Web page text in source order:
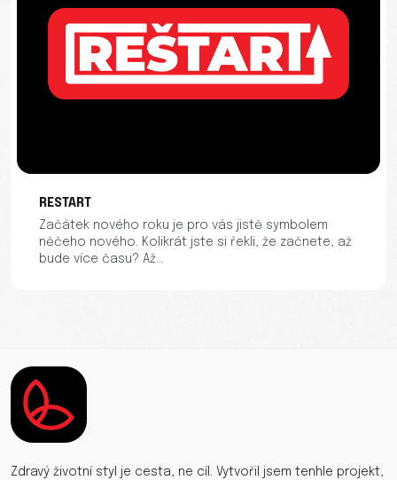
RESTART
Začátek nového roku je pro vás jistě symbolem
něčeho nového. Kolikrát jste si řekli, že začnete, až
bude více času? Až...
Zdravý životní styl je cesta, ne cíl. Vytvořil jsem tenhle projekt,